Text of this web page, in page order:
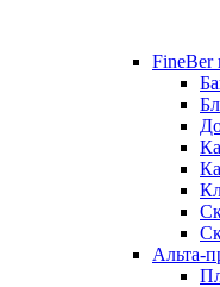
FineBer
Альта-